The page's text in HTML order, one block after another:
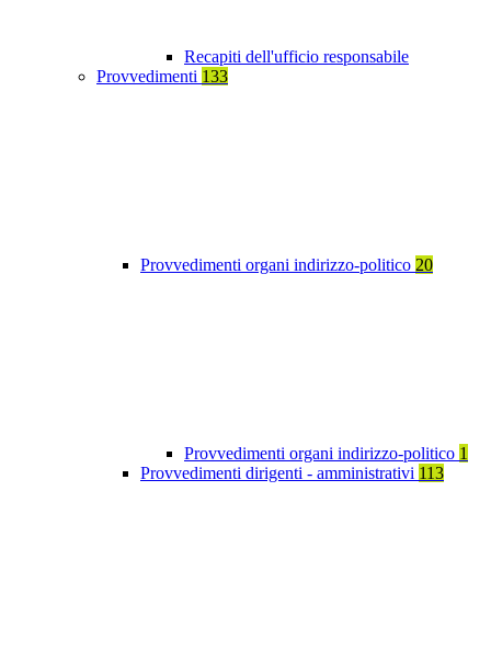
Recapiti dell'ufficio responsabile
Provvedimenti 133
Provvedimenti organi indirizzo-politico 20
Provvedimenti organi indirizzo-politico 1
Provvedimenti dirigenti - amministrativi 113